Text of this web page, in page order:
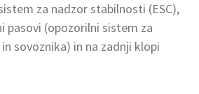
za nadzor stabilnosti (ESC),
(opozorilni sistem za
sovoznika) in na zadnji klopi